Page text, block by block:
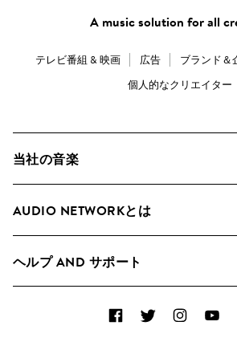
A music solution for all
テレビ番組 & 映画 広告
ブランド＆
個人的なクリエイター
当社の音楽
検索
アルバム
AUDIO NETWORKとは
ヘルプ AND サポート
FacebookTwitterInstagram